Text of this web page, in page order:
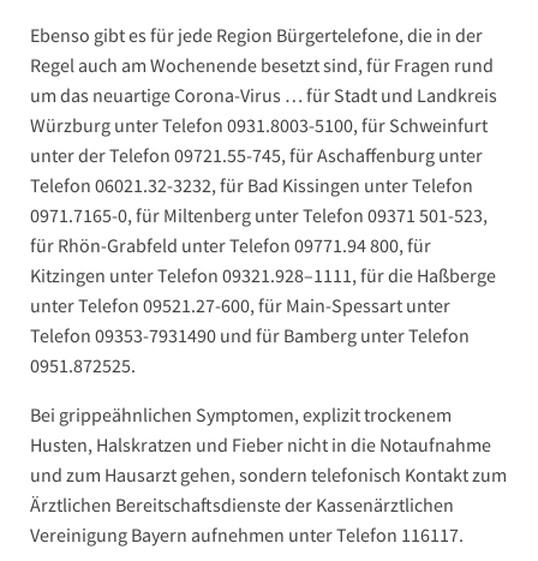
Ebenso gibt es für jede Region Bürgertelefone, die in der
Regel auch am Wochenende besetzt sind, für Fragen rund
um das neuartige Corona-Virus … für Stadt und Landkreis
Würzburg unter Telefon 0931.8003-5100, für Schweinfurt
unter der Telefon 09721.55-745, für Aschaffenburg unter
Telefon 06021.32-3232, für Bad Kissingen unter Telefon
0971.7165-0, für Miltenberg unter Telefon 09371 501-523,
für Rhön-Grabfeld unter Telefon 09771.94 800, für
Kitzingen unter Telefon 09321.928–1111, für die Haßberge
unter Telefon 09521.27-600, für Main-Spessart unter
Telefon 09353-7931490 und für Bamberg unter Telefon
0951.872525.
Bei grippeähnlichen Symptomen, explizit trockenem
Husten, Halskratzen und Fieber nicht in die Notaufnahme
und zum Hausarzt gehen, sondern telefonisch Kontakt zum
Ärztlichen Bereitschaftsdienste der Kassenärztlichen
Vereinigung Bayern aufnehmen unter Telefon 116117.